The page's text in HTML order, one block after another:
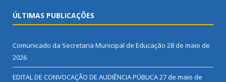
ÚLTIMAS PUBLICAÇÕES
Comunicado da Secretaria Municipal de Educação 28 de maio de
2026
EDITAL DE CONVOCAÇÃO DE AUDIÊNCIA PÚBLICA27 de maio de